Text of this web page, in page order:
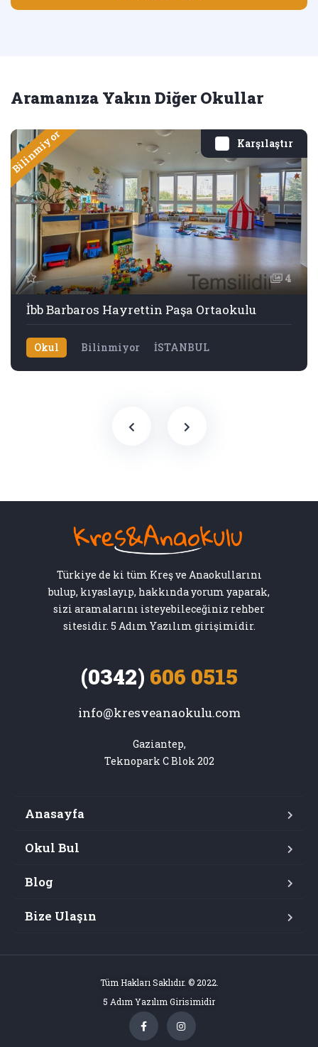
Aramanıza Yakın Diğer Okullar
Karşılaştır
Bilinmiyor
4
İbb Barbaros Hayrettin Paşa Ortaokulu
Okul Bilinmiyor İSTANBUL
Türkiye de ki tüm Kreş ve Anaokullarını
bulup, kıyaslayıp, hakkında yorum yaparak,
sizi aramalarını isteyebileceğiniz rehber
sitesidir. 5 Adım Yazılım girişimidir.
(0342) 606 0515
info@kresveanaokulu.com
Gaziantep,
Teknopark C Blok 202
Anasayfa
Okul Bul
Blog
Bize Ulaşın
Tüm Hakları Saklıdır. © 2022.
5 Adım Yazılım Girisimidir